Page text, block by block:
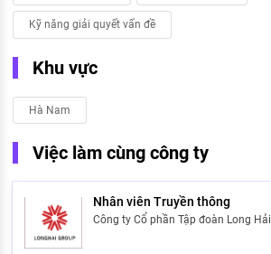
Kỹ năng giải quyết vấn đề
Khu vực
Hà Nam
Việc làm cùng công ty
Nhân viên Truyền thông
Công ty Cổ phần Tập đoàn Long Hải